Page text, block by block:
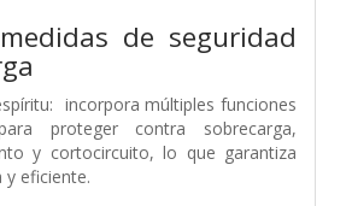
de seguridad
incorpora múltiples funciones
proteger contra sobrecarga,
y cortocircuito, lo que garantiza
y eficiente.